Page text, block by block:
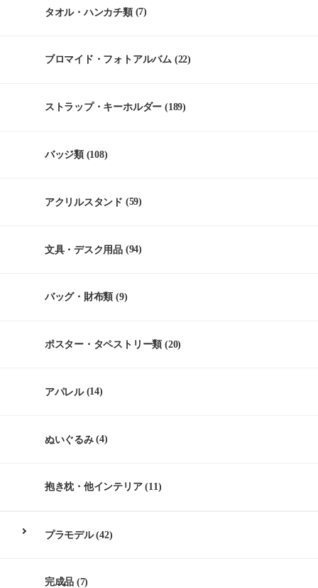
タオル・ハンカチ類(7)
ブロマイド・フォトアルバム (22)
ストラップ・キーホルダー (189)
バッジ類(108)
アクリルスタンド (59)
文具・デスク用品 (94)
バッグ・財布類 (9)
ポスター・タペストリー類 (20)
アパレル(14)
ぬいぐるみ(4)
抱き枕・他インテリア(11)
プラモデル(42)
完成品 (7)